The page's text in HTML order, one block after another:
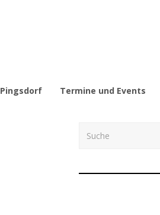
Pingsdorf Termine und Events